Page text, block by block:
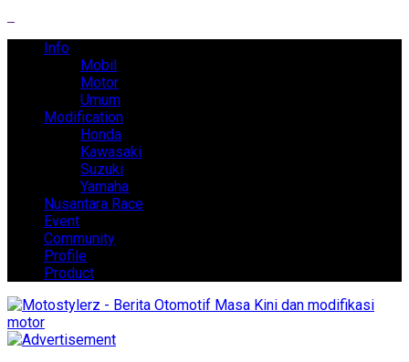
Info
Mobil
Motor
Umum
Modification
Honda
Kawasaki
Suzuki
Yamaha
Nusantara Race
Event
Community
Profile
Product